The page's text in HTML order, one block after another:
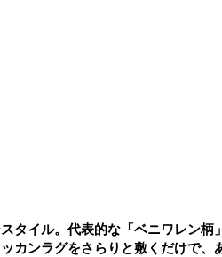
タイル。代表的な「ベニワレン柄
カンラグをさらりと敷くだけで、